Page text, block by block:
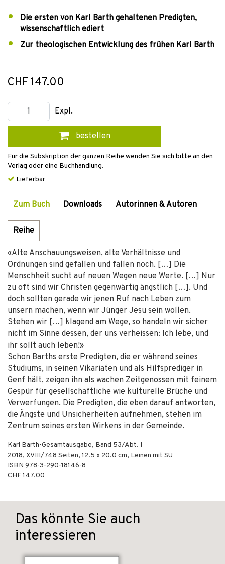
Die ersten von Karl Barth gehaltenen Predigten,
wissenschaftlich ediert
Zur theologischen Entwicklung des frühen Karl Barth
CHF 147.00
Expl.
bestellen
Für die Subskription der ganzen Reihe wenden Sie sich bitte an den
Verlag oder eine Buchhandlung.
Lieferbar
Zum Buch Downloads Autorinnen & Autoren
Reihe
«Alte Anschauungsweisen, alte Verhältnisse und
Ordnungen sind gefallen und fallen noch. […] Die
Menschheit sucht auf neuen Wegen neue Werte. […] Nur
zu oft sind wir Christen gegenwärtig ängstlich […]. Und
doch sollten gerade wir jenen Ruf nach Leben zum
unsern machen, wenn wir Jünger Jesu sein wollen.
Stehen wir […] klagend am Wege, so handeln wir sicher
nicht im Sinne dessen, der uns verheissen: Ich lebe, und
ihr sollt auch leben!»
Schon Barths erste Predigten, die er während seines
Studiums, in seinen Vikariaten und als Hilfsprediger in
Genf hält, zeigen ihn als wachen Zeitgenossen mit feinem
Gespür für gesellschaftliche wie kulturelle Brüche und
Verwerfungen. Die Predigten, die eben darauf antworten,
die Ängste und Unsicherheiten aufnehmen, stehen im
Zentrum seines ersten Wirkens in der Gemeinde.
Karl Barth-Gesamtausgabe, Band 53/Abt. I
2018, XVIII/748 Seiten, 12.5 x 20.0 cm, Leinen mit SU
ISBN 978-3-290-18146-8
CHF 147.00
Das könnte Sie auch
interessieren